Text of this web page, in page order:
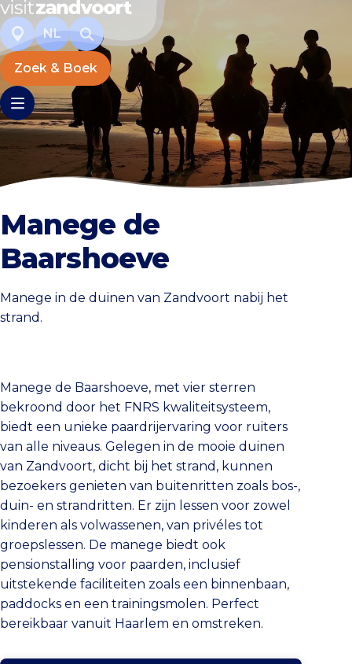
NL
Zoek & Boek
Manege de
Baarshoeve
Manege in de duinen van Zandvoort nabij het
strand.
Manege de Baarshoeve, met vier sterren
bekroond door het FNRS kwaliteitsysteem,
biedt een unieke paardrijervaring voor ruiters
van alle niveaus. Gelegen in de mooie duinen
van Zandvoort, dicht bij het strand, kunnen
bezoekers genieten van buitenritten zoals bos-,
duin- en strandritten. Er zijn lessen voor zowel
kinderen als volwassenen, van privéles tot
groepslessen. De manege biedt ook
pensionstalling voor paarden, inclusief
uitstekende faciliteiten zoals een binnenbaan,
paddocks en een trainingsmolen. Perfect
bereikbaar vanuit Haarlem en omstreken.